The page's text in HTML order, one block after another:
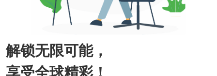
解锁无限可能，
享受全球精彩！